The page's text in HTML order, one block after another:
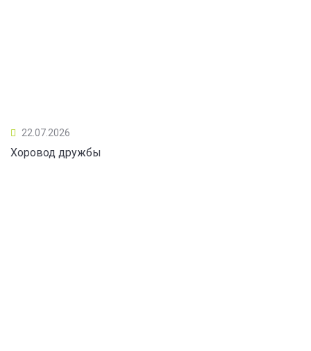
22.07.2026
Хоровод дружбы